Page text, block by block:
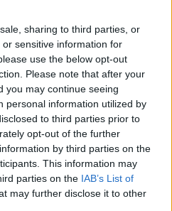
sharing to third parties, or
sensitive information for
use the below opt-out
Please note that after your
you may continue seeing
personal information utilized by
to third parties prior to
opt-out of the further
by third parties on the
This information may
parties on the IAB’s List of
may further disclose it to other
e gli stessi pugliesi hanno
e di occasioni per colmare il gap
25 aprile, quando il Pisa se la
trasferta della stagione,
retrocessione con quattro turni
nel fine settimana del 25 e 26